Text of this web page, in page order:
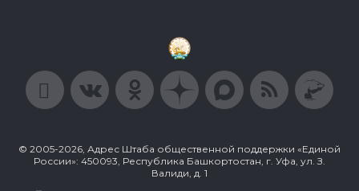
© 2005-2026, Адрес Штаба общественной поддержки «Единой
России»: 450093, Республика Башкортостан, г. Уфа, ул. З.
Валиди, д. 1